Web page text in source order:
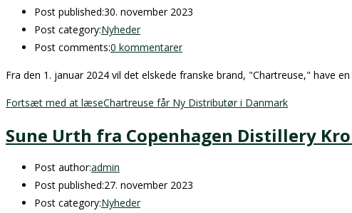
Post published:30. november 2023
Post category:Nyheder
Post comments:0 kommentarer
Fra den 1. januar 2024 vil det elskede franske brand, "Chartreuse," have
Fortsæt med at læseChartreuse får Ny Distributør i Danmark
Sune Urth fra Copenhagen Distillery
Post author:admin
Post published:27. november 2023
Post category:Nyheder